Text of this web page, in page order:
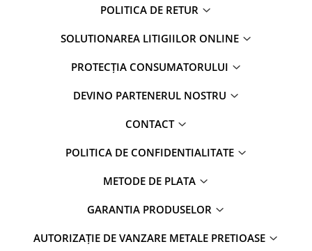
POLITICA DE RETUR
SOLUTIONAREA LITIGIILOR ONLINE
PROTECȚIA CONSUMATORULUI
DEVINO PARTENERUL NOSTRU
CONTACT
POLITICA DE CONFIDENTIALITATE
METODE DE PLATA
GARANTIA PRODUSELOR
AUTORIZAȚIE DE VANZARE METALE PRETIOASE